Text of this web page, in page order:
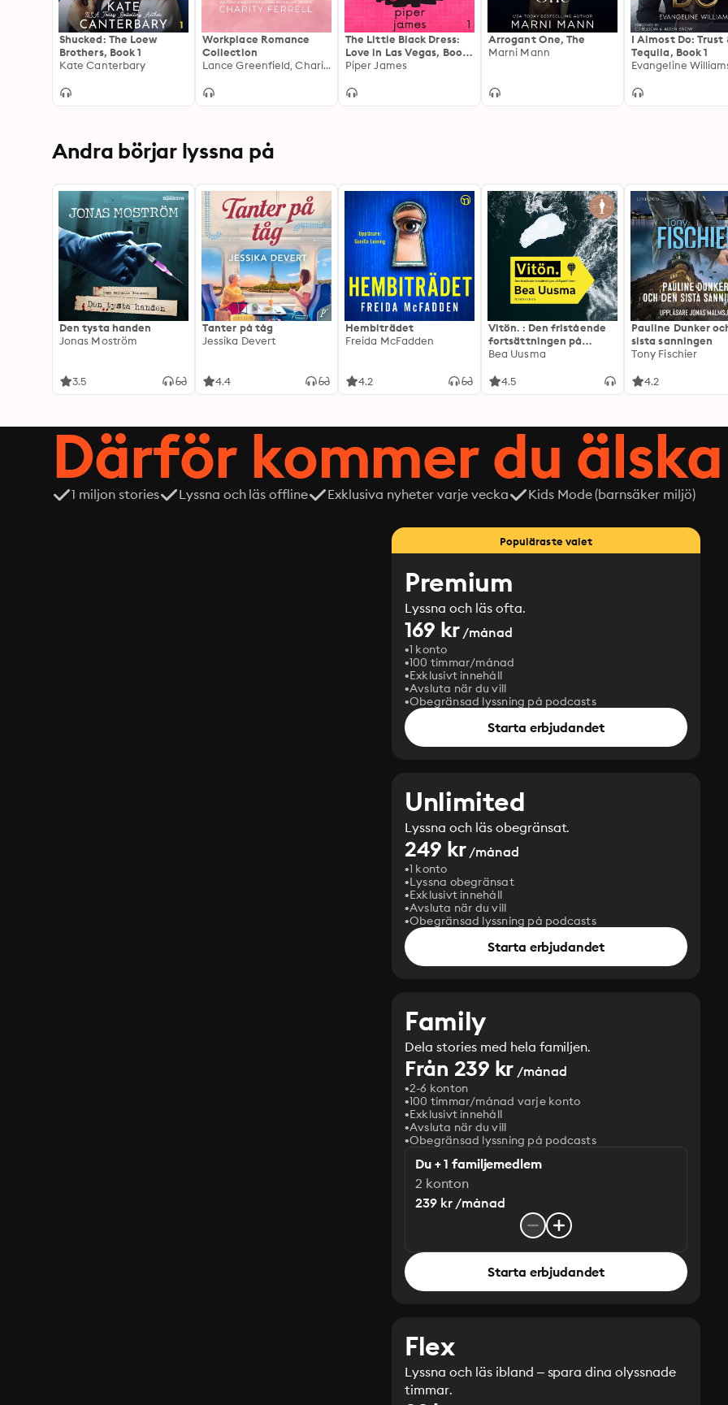
Shucked: The Loew
Brothers, Book 1
Kate Canterbary
Workplace Romance
Collection
Lance Greenfield, Charity Ferrell
The Little Black Dress:
Love in Las Vegas, Book
1
Piper James
Arrogant One, The
Marni Mann
I Almost Do: Trust
Tequila, Book 1
Evangeline
Andra börjar lyssna på
Den tysta handen
Jonas Moström
3.5
Tanter på tåg
Jessika Devert
4.4
Hembiträdet
Freida McFadden
4.2
Vitön. : Den fristående
fortsättningen på
Expeditionen
Bea Uusma
4.5
Pauline Dunker
sista sanningen
Tony Fischier
4.2
Därför kommer du
1 miljon stories Lyssna och läs offline Exklusiva nyheter varje vecka Kids Mode (barnsäker miljö)
Populäraste valet
Premium
Lyssna och läs ofta.
169 kr/månad
1 konto
100 timmar/månad
Exklusivt innehåll
Avsluta när du vill
Obegränsad lyssning på podcasts
Starta erbjudandet
Unlimited
Lyssna och läs obegränsat.
249 kr/månad
1 konto
Lyssna obegränsat
Exklusivt innehåll
Avsluta när du vill
Obegränsad lyssning på podcasts
Starta erbjudandet
Family
Dela stories med hela familjen.
Från 239 kr /månad
2-6 konton
100 timmar/månad varje konto
Exklusivt innehåll
Avsluta när du vill
Obegränsad lyssning på podcasts
Du + 1 familjemedlem
2 konton
239 kr /månad
Starta erbjudandet
Flex
Lyssna och läs ibland – spara dina olyssnade
timmar.